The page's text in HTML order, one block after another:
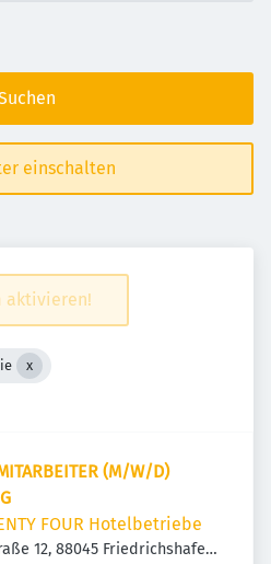
einschalten
aktivieren!
(M/W/D)
FOUR Hotelbetriebe
12, 88045 Friedrichshafen,